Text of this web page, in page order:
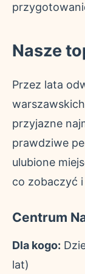
Nasze
Przez lata
przyjazne
prawdziwe
ulubione
co zobaczyć
Centrum
Dla kogo:
lat)